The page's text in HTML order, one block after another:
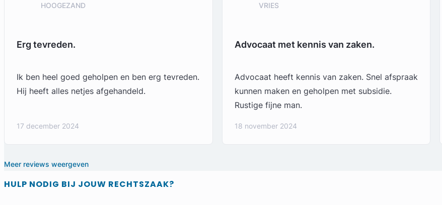
HOOGEZAND
Erg tevreden.
Ik ben heel goed geholpen en ben erg tevreden.
Hij heeft alles netjes afgehandeld.
17 december 2024
VRIES
Advocaat met kennis van zaken.
Advocaat heeft kennis van zaken. Snel afspraak
kunnen maken en geholpen met subsidie.
Rustige fijne man.
18 november 2024
Meer reviews weergeven
HULP NODIG BIJ JOUW RECHTSZAAK?